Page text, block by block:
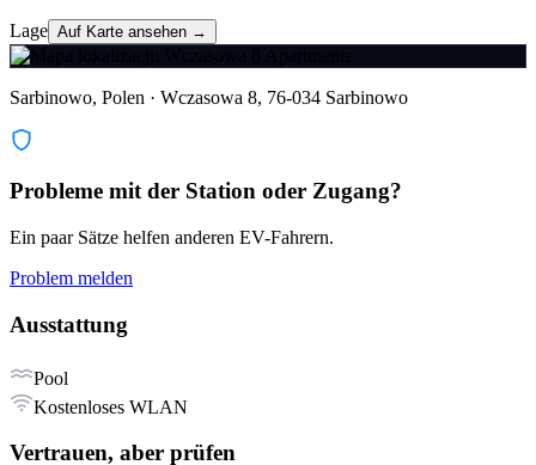
Lage Auf Karte ansehen →
Sarbinowo, Polen · Wczasowa 8, 76-034 Sarbinowo
Probleme mit der Station oder Zugang?
Ein paar Sätze helfen anderen EV-Fahrern.
Problem melden
Ausstattung
Pool
Kostenloses WLAN
Vertrauen, aber prüfen